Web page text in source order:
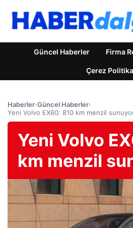
Güncel Haberler Firma
Çerez
Haberler›Güncel Haberler›
Yeni Volvo EX60: 810 km menzil
Yeni Volvo
km menzil